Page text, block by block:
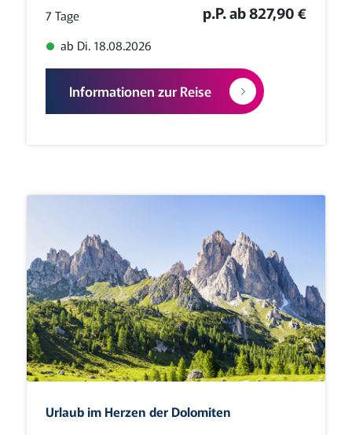
7 Tage
ab Di. 18.08.2026
p.P. ab 827,90 €
Informationen zur Reise
Urlaub im Herzen der Dolomiten